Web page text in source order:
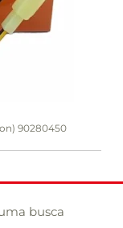
90280450
busca